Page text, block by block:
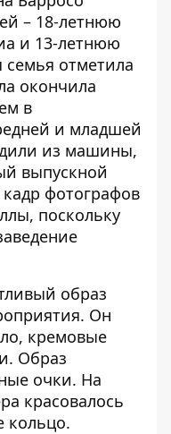
– 18-летнюю
и 13-летнюю
семья отметила
окончила
​​в
и младшей
из машины,
выпускной
фотографов
поскольку
образ
Он
кремовые
Образ
очки. На
красовалось
кольцо.